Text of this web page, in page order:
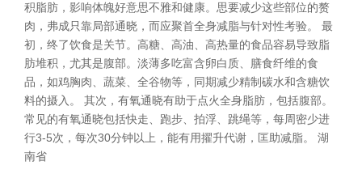
积脂肪，影响体魄好意思不雅和健康。思要减少这些部位的赘
肉，弗成只靠局部通晓，而应聚首全身减脂与针对性考验。 最
初，终了饮食是关节。高糖、高油、高热量的食品容易导致脂
肪堆积，尤其是腹部。淡薄多吃富含卵白质、膳食纤维的食
品，如鸡胸肉、蔬菜、全谷物等，同期减少精制碳水和含糖饮
料的摄入。 其次，有氧通晓有助于点火全身脂肪，包括腹部。
常见的有氧通晓包括快走、跑步、拍浮、跳绳等，每周密少进
行3-5次，每次30分钟以上，能有用擢升代谢，匡助减脂。 湖
南省